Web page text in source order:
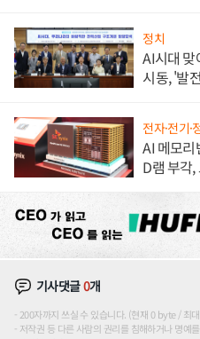
정치
AI시대 맞
시동, '발
전자·전기·
AI 메모
D램 부각
기사댓글0개
200자까지 쓰실 수 있습니다. (현재 0 byte / 최
저작권 등 다른 사람의 권리를 침해하거나 명예